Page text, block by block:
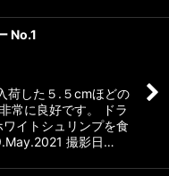
No.1
荷した５.５cmほどの
常に良好です。 ドラ
イトシュリンプを食
撮影日…